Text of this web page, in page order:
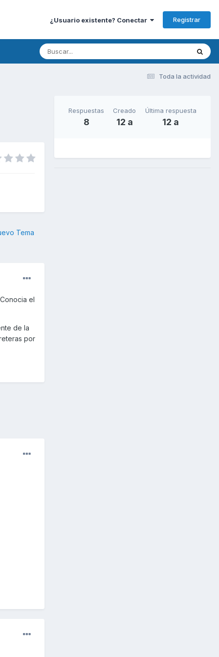
¿Usuario existente? Conectar Registrar
Toda la actividad
Tema
el
de la
por
Respuestas
8
Creado
12 a
Última respuesta
12 a